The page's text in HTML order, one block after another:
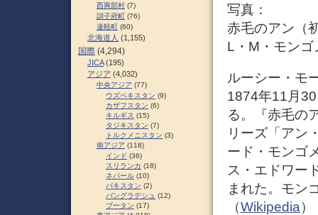
写真：
赤毛のアン（
L・M・モン
ルーシー・モ
1874年11月
る。『赤毛の
リーズ「アン
ード・モンゴ
ス・エドワー
まれた。モン
（Wikipedia）
西興部村 (7)
訓子府町 (76)
遠軽町 (60)
北海道人 (1,155)
国際 (4,294)
JICA(195)
アジア (4,032)
中央アジア (77)
ウズベキスタン (9)
カザフスタン (6)
キルギス (15)
タジキスタン (7)
トルクメニスタン (3)
南アジア (118)
インド (36)
スリランカ (18)
ネパール (10)
パキスタン (2)
バングラデシュ (12)
ブータン (17)